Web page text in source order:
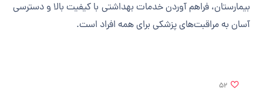
بیمارستان، فراهم آوردن خدمات بهداشتی با کیفیت بالا و دسترسی
آسان به مراقبت‌های پزشکی برای همه افراد است.
52